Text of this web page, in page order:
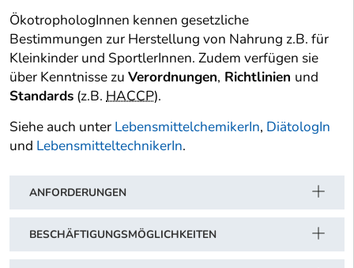
ÖkotrophologInnen kennen gesetzliche
Bestimmungen zur Herstellung von Nahrung z.B. für
Kleinkinder und SportlerInnen. Zudem verfügen sie
über Kenntnisse zu Verordnungen, Richtlinien und
Standards (z.B. HACCP).
Siehe auch unter LebensmittelchemikerIn, DiätologIn
und LebensmitteltechnikerIn.
ANFORDERUNGEN
BESCHÄFTIGUNGSMÖGLICHKEITEN